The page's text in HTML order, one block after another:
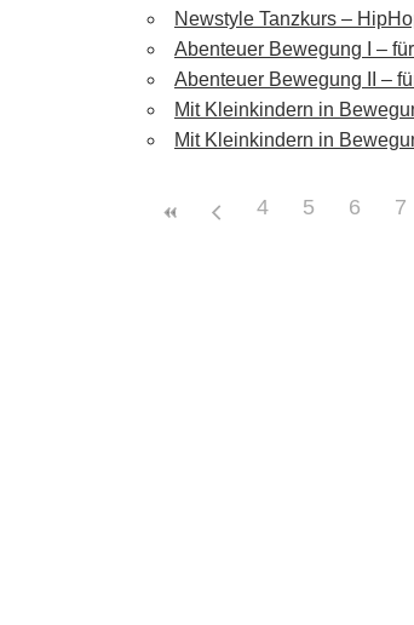
Newstyle Tanzkurs –
Abenteuer Bewegung I –
Abenteuer Bewegung II –
Mit Kleinkindern in
Mit Kleinkindern in
4 5 6 7